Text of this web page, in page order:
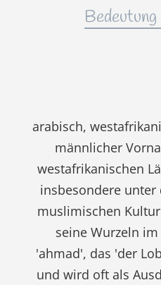
arabisch,
männlicher
westafrikanischen
insbesondere unter
muslimischen
seine Wurzeln
'ahmad', das 'der
und wird oft als